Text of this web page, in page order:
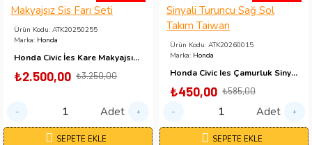
Ürün Kodu: ATK20250255
Marka: Honda
Honda Civic İes Kare Makyajsız Sis Farı Seti
₺2.500,00 ₺3.250,00
Adet
SEPETE EKLE
Ürün Kodu: ATK20260015
Marka: Honda
Honda Civic Ies Çamurluk Sinyali Turuncu Sağ Sol Takım Taiwan
₺450,00 ₺585,00
Adet
SEPETE EKLE